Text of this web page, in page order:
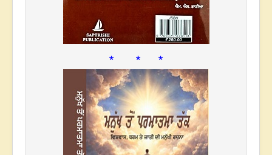
* * *